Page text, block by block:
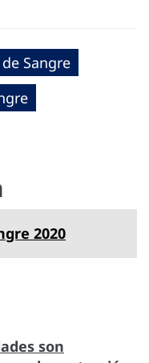
Sangre
2020
son